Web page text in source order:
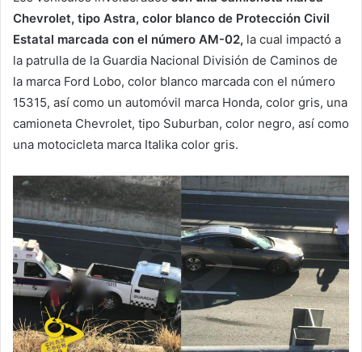
Chevrolet, tipo Astra, color blanco de Protección Civil
Estatal marcada con el número AM-02, la cual impactó a
la patrulla de la Guardia Nacional División de Caminos de
la marca Ford Lobo, color blanco marcada con el número
15315, así como un automóvil marca Honda, color gris, una
camioneta Chevrolet, tipo Suburban, color negro, así como
una motocicleta marca Italika color gris.